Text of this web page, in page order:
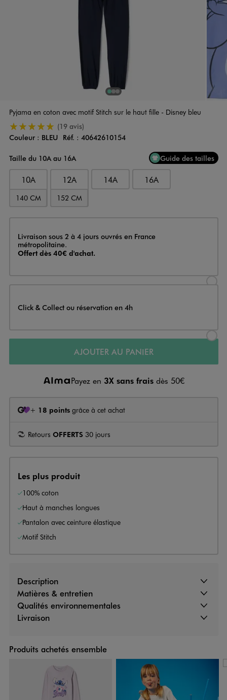
1Sur 3
2Sur 3
3 Sur 3
Pyjama en coton avec motif Stitch sur le haut fille - Disney bleu
5/5 de moyenne(19 avis)
Couleur
Couleur : BLEU Réf. : 40642610154
Taille du 10A au 16A
Guide des tailles
10A
140 CM
12A
152 CM
14A 16A
Livraison
Livraison sous 2 à 4 jours ouvrés en France
métropolitaine.
Offert dès 40€ d'achat.
Click & Collect ou réservation en 4h
AJOUTER AU PANIER
Payez en 3X sans frais dès 50€
+ 18 points grâce à cet achat
Retours OFFERTS 30 jours
Les plus produit
100% coton
Haut à manches longues
Pantalon avec ceinture élastique
Motif Stitch
Description
Matières & entretien
Qualités environnementales
Livraison
Produits achetés ensemble